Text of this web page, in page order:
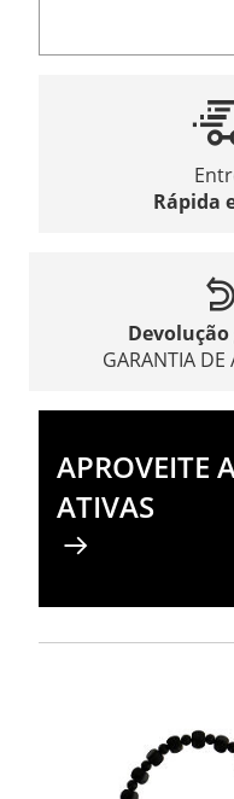
Rápida
GARANTIA DE
APROVEITE
ATIVAS